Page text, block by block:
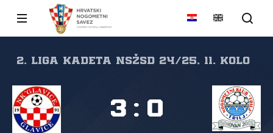
2. liga kadeta NSŽSD 24/25, 11. kolo
3 : 0